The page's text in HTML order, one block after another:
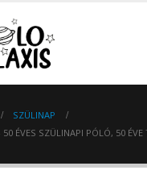
SZÜLINAP
ÉVES SZÜLINAPI PÓLÓ, 50 ÉVE